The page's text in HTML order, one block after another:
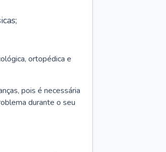
ortopédica e
pois é necessária
durante o seu